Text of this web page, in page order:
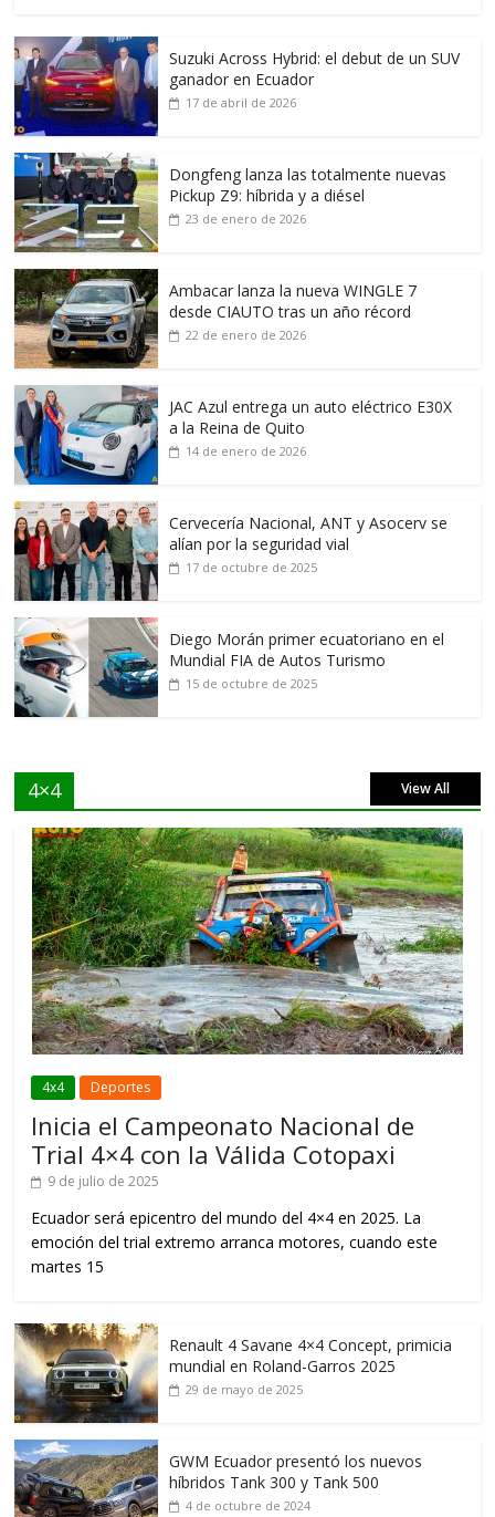
Suzuki Across Hybrid: el debut de un SUV
ganador en Ecuador
17 de abril de 2026
Dongfeng lanza las totalmente nuevas
Pickup Z9: híbrida y a diésel
23 de enero de 2026
Ambacar lanza la nueva WINGLE 7
desde CIAUTO tras un año récord
22 de enero de 2026
JAC Azul entrega un auto eléctrico E30X
a la Reina de Quito
14 de enero de 2026
Cervecería Nacional, ANT y Asocerv se
alían por la seguridad vial
17 de octubre de 2025
Diego Morán primer ecuatoriano en el
Mundial FIA de Autos Turismo
15 de octubre de 2025
4×4 View All
4x4 Deportes
Inicia el Campeonato Nacional de
Trial 4×4 con la Válida Cotopaxi
9 de julio de 2025
Ecuador será epicentro del mundo del 4×4 en 2025. La
emoción del trial extremo arranca motores, cuando este
martes 15
Renault 4 Savane 4×4 Concept, primicia
mundial en Roland-Garros 2025
29 de mayo de 2025
GWM Ecuador presentó los nuevos
híbridos Tank 300 y Tank 500
4 de octubre de 2024